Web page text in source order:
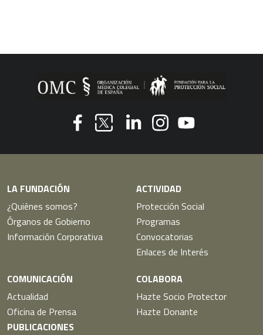
LA FUNDACIÓN
¿Quiénes somos?
Órganos de Gobierno
Información Corporativa
ACTIVIDAD
Protección Social
Programas
Convocatorias
Enlaces de Interés
COMUNICACIÓN
Actualidad
Oficina de Prensa
PUBLICACIONES
COLABORA
Hazte Socio Protector
Hazte Donante